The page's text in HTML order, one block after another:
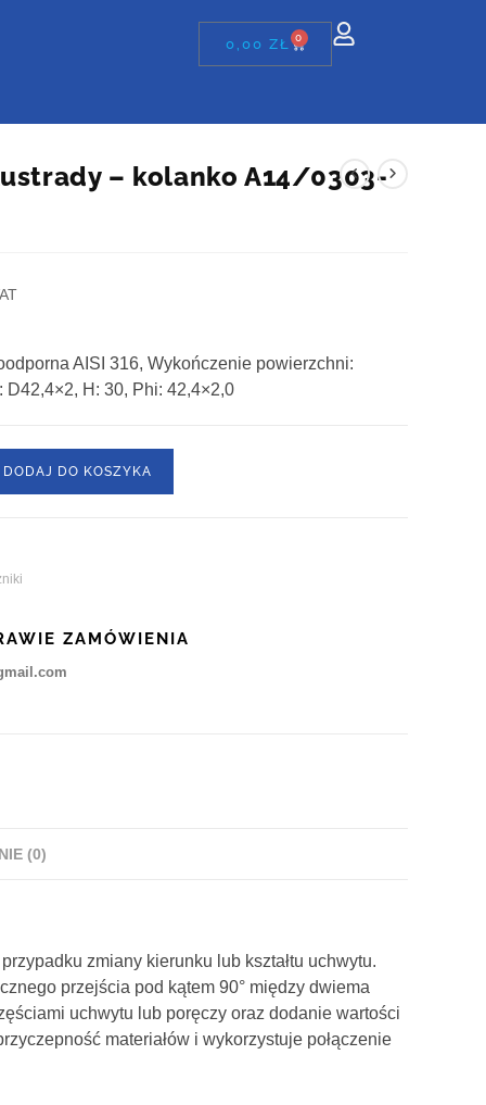
0,00ZŁ 0
– kolanko A14/0303-
AISI 316, Wykończenie powierzchni:
H: 30, Phi: 42,4×2,0
DODAJ DO KOSZYKA
ZAMÓWIENIA
(0)
zmiany kierunku lub kształtu uchwytu.
przejścia pod kątem 90° między dwiema
uchwytu lub poręczy oraz dodanie wartości
materiałów i wykorzystuje połączenie